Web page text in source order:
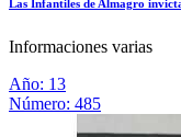
Las Infantiles de Almagro
Informaciones varias
Año: 13
Número: 485